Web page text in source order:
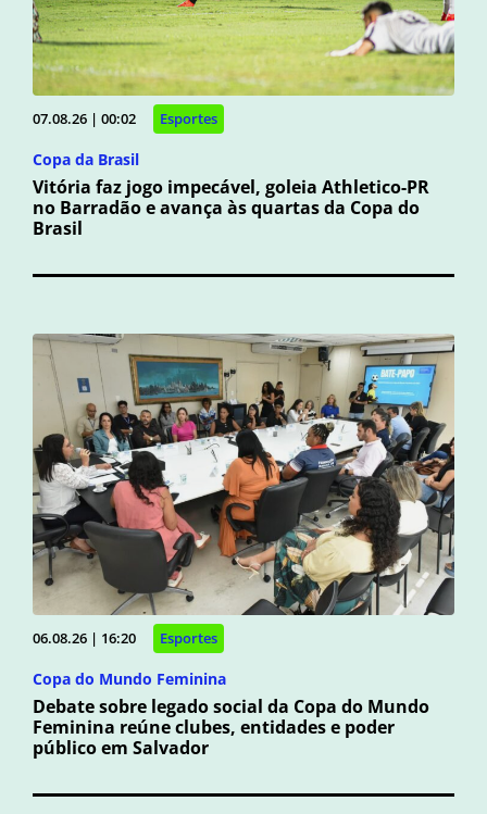
07.08.26 | 00:02 Esportes
Copa da Brasil
Vitória faz jogo impecável, goleia Athletico-PR
no Barradão e avança às quartas da Copa do
Brasil
06.08.26 | 16:20 Esportes
Copa do Mundo Feminina
Debate sobre legado social da Copa do Mundo
Feminina reúne clubes, entidades e poder
público em Salvador